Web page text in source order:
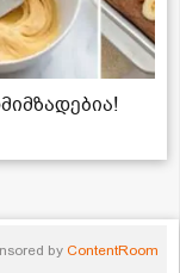
by ContentRoom